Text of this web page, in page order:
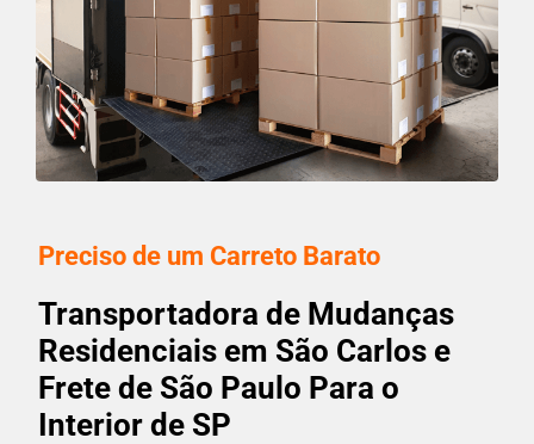
Preciso de um Carreto Barato
Transportadora de Mudanças
Residenciais em São Carlos e
Frete de São Paulo Para o
Interior de SP